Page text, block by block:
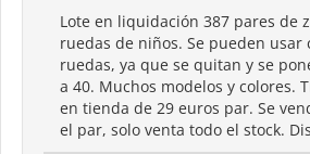
Lote en liquidación 387 pares de
ruedas de niños. Se pueden usar
ruedas, ya que se quitan y se
a 40. Muchos modelos y colores.
en tienda de 29 euros par. Se
el par, solo venta todo el stock.